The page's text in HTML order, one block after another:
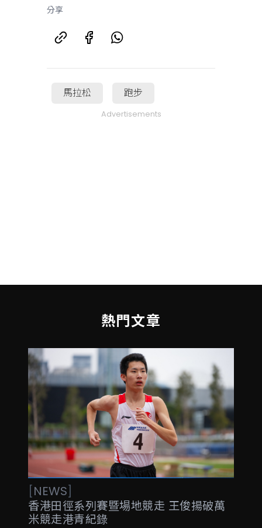
分享
馬拉松 跑步
Advertisements
熱門文章
[NEWS]
香港田徑系列賽暨場地競走 王俊揚破萬
米競走港青紀錄